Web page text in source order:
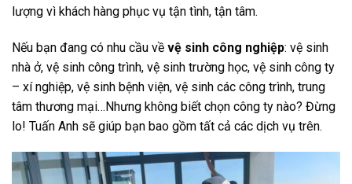
lượng vì khách hàng phục vụ tận tình, tận tâm.
Nếu bạn đang có nhu cầu về vệ sinh công nghiệp: vệ sinh
nhà ở, vệ sinh công trình, vệ sinh trường học, vệ sinh công ty
– xí nghiệp, vệ sinh bệnh viện, vệ sinh các công trình, trung
tâm thương mại…Nhưng không biết chọn công ty nào? Đừng
lo! Tuấn Anh sẽ giúp bạn bao gồm tất cả các dịch vụ trên.